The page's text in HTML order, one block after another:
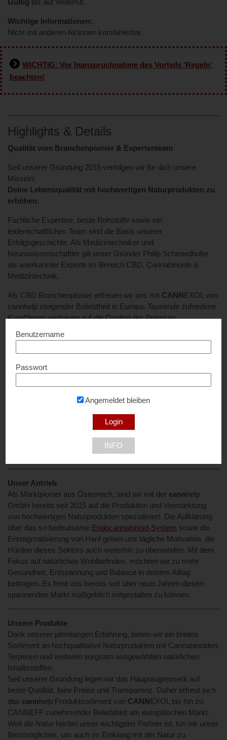
Gültig bis auf Widerruf.
Wichtige Informationen:
Nicht mit anderen Aktionen kombinierbar
WICHTIG: Vor Inanspruchnahme des Vorteils ‘Regeln’
beachten!
Highlights & Details
Qualität vom Branchenpionier & Expertenteam
Seit unserer Gründung 2015 verfolgen wir für dich unsere
Mission:
Deine Lebensqualität mit hochwertigen Naturprodukten zu
erhöhen.
Fachliche Expertise, beste Rohstoffe sowie ein
leidenschaftliches Team sind die Basis unserer
Erfolgsgeschichte. Als Medizintechniker und
Neurowissenschaftler gilt unser Gründer Philip Schmiedhofer
als anerkannter Experte im Bereich CBD, Cannabinoide &
Medizintechnik.
Als CBD Branchenpionier erfreuen wir uns mit CANN EXOL von
cannhelp steigender Beliebtheit in Europa. Tausende zufriedene
Kund*Innen vertrauen auf die Qualität der Premium
CANNEFF Medizinprodukten.
Unsere Mission
Mit der Natur an unserer Seite stellen wir dein Wohlbefinden in
volle Kraft der Hanfpflanze, im rücksichtsvollen Umgang mit der
Natur, für die Gesellschaft nutzbar zu machen. cannhelp steht
für neue Maßstäbe und einen ganzheitlichen Ansatz um dein
Wohlbefinden zu fördern, zu unterstützen und zu erhalten.
Unser Antrieb
Als Marktpionier aus Österreich, sind wir mit der cann help
GmbH bereits seit 2015 auf die Produktion und Vermarktung
von hochwertigen Naturprodukten spezialisiert. Die Aufklärung
über das so bedeutsame Endocannabinoid-System sowie die
Entstigmatisierung von Hanf geben uns tägliche Motivation, die
Hürden dieses Sektors auch weiterhin zu überwinden. Mit dem
Fokus auf natürliches Wohlbefinden, möchten wir zu mehr
Gesundheit, Entspannung und Balance in deinem Alltag
beitragen. Es freut uns bereits seit über neun Jahren diesen
spannenden Markt maßgeblich mitgestalten zu können.
Unsere Produkte
Dank unserer jahrelangen Erfahrung, bieten wir ein breites
Sortiment an hochqualitative Naturprodukten mit Cannabinoiden,
Terpenen und weiteren sorgsam ausgewählten natürlichen
Inhaltsstoffen.
Seit unserer Gründung legen wir das Hauptaugenmerk auf
beste Qualität, faire Preise und Transparenz. Daher erfreut sich
das cann help Produktsortiment von CANN EXOL bis hin zu
CANNEFF zunehmender Beliebtheit am europäischen Markt.
Weil die Natur hierbei unser wichtigster Partner ist, tun wir unser
Bestmögliches, um auch im Einklang mit der Natur zu
Benutzername
Passwort
Angemeldet bleiben
INFO